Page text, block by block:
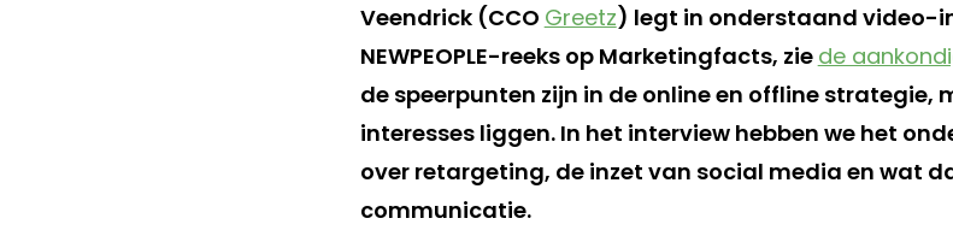
Veendrick (CCO Greetz) legt in onderstaand video-
NEWPEOPLE-reeks op Marketingfacts, zie de
de speerpunten zijn in de online en offline strategie,
interesses liggen. In het interview hebben we het
over retargeting, de inzet van social media en wat
communicatie.